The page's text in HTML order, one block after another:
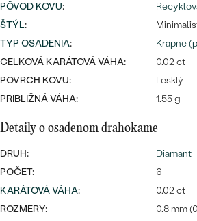
SYMBOLICKÉ
MINIMALISTICKÉ
PODĽA PRÍLEŽITOSTI
NA MIERU
DIAMANTY
náušnice
prstene
PÔVOD KOVU:
ŠTÝL:
TYP OSADENIA:
Krapne
CELKOVÁ KARÁTOVÁ VÁHA:
0.02 ct
POVRCH KOVU:
Lesklý
PRIBLIŽNÁ VÁHA:
1.55 g
Detaily o osadenom drahokame
DRUH:
Diamant
POČET:
6
KARÁTOVÁ VÁHA:
0.02 ct
ROZMERY:
0.8 mm